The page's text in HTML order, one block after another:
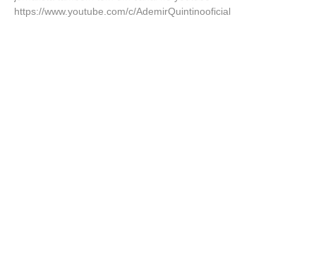
https://www.youtube.com/c/AdemirQuintinooficial